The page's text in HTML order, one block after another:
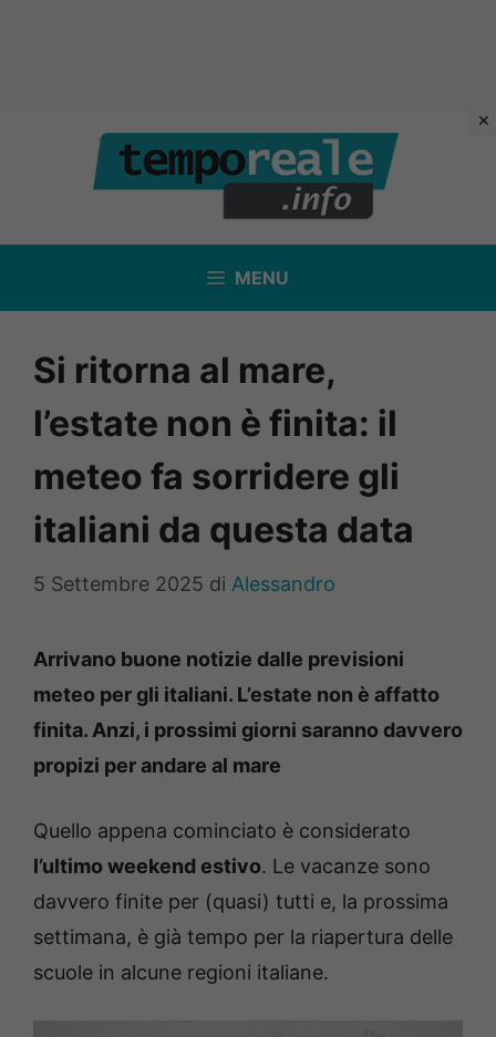
contenuto
MENU
Si ritorna al mare,
l’estate non è finita: il
meteo fa sorridere gli
italiani da questa data
5 Settembre 2025 di Alessandro
Arrivano buone notizie dalle previsioni
meteo per gli italiani. L’estate non è affatto
finita. Anzi, i prossimi giorni saranno davvero
propizi per andare al mare
Quello appena cominciato è considerato
l’ultimo weekend estivo. Le vacanze sono
davvero finite per (quasi) tutti e, la prossima
settimana, è già tempo per la riapertura delle
scuole in alcune regioni italiane.